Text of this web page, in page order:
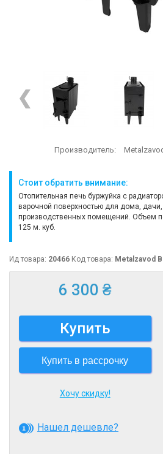
Производитель:
Стоит обратить внимание:
Отопительная печь буржуйка с
варочной поверхностью для дома,
производственных помещений. Объем
125 м. куб.
Ид товара: 20466 Код товара: Metalzavod
6 300 ₴
Купить
Купить в рассрочку
Хочу скидку!
Нашел дешевле?